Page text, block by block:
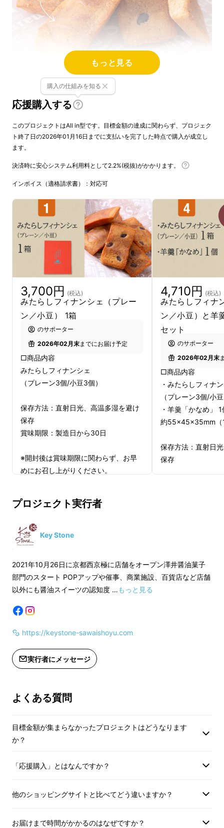
“醤油×甘味”の組み合わせは、照り焼き、小豆
のいとこ煮やみたらし団子など、昔から日本人
長年愛されてきたこのおいしさを「現代のス
イーツ」に昇華できないか。そんな想いで
2024年、まずは羊羹「かなめ」を開発しまし
確認し、次のチャレンジとして洋菓子との組み
もっと見る
応援購入する
購入の仕組みを知る
このプロジェクトはAll in型です。目標金額の達成に関わらず、プロジェク
ト終了日の2026年01月16日までに支払いを完了した時点で購入が成立し
ます。
決済時に安心システム利用料として2.2%(税抜)がかかります。
インボイス（適格請求書）：対応可
3,700円 (税込)
みたらしフィナンシェ（プレー
ン／小豆） 1箱
のサポーター
2026年02月末までにお届け予定
□商品内容
みたらしフィナンシェ
（プレーン3個/小豆3個）
保存方法：直射日光、高温多湿を避け
保存
賞味期限：製造日から30日
※開封後は賞味期限に関わらず、お早
めにお召し上がりください。
4,710円 (税込)
みたらしフィナ
ン／小豆）と羊
セット
のサポーター
2026年02月末
□商品内容
・みたらしフィナ
（プレーン3個/小
・羊羹「かなめ」
約55×45×35mm（
保存方法：直射日
保存
めにお召し上がり
プロジェクト実行者
Key Stone
2021年10月26日に京都西京極に店舗をオープン澤井醤油菓子
部門のスタート POPアップや催事、商業施設、百貨店など店舗
以外にも醤油スイーツの認知度 …もっと見る
https://keystone-sawaishoyu.com
実行者にメッセージ
よくある質問
目標金額が集まらなかったプロジェクトはどうなります
か？
「応援購入」とはなんですか？
他のショッピングサイトと比べてどう違いますか？
お届けまで時間がかかるのはなぜですか？